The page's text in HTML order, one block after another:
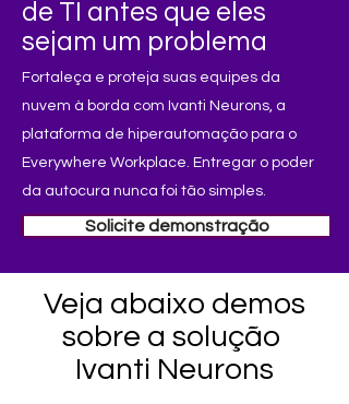
de TI antes que eles
sejam um problema
Fortaleça e proteja suas equipes da
nuvem à borda com Ivanti Neurons, a
plataforma de hiperautomação para o
Everywhere Workplace. Entregar o poder
da autocura nunca foi tão simples.
Solicite demonstração
Veja abaixo demos
sobre a solução
Ivanti Neurons